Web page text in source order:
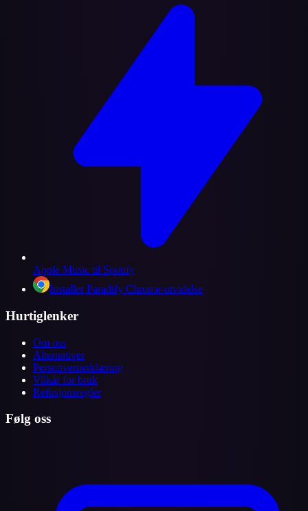
Apple Music til Spotify
Installer Paradify Chrome-utvidelse
Hurtiglenker
Om oss
Alternativer
Personvernerklæring
Vilkår for bruk
Refusjonsregler
Følg oss